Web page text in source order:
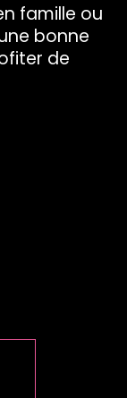
famille ou
bonne
de